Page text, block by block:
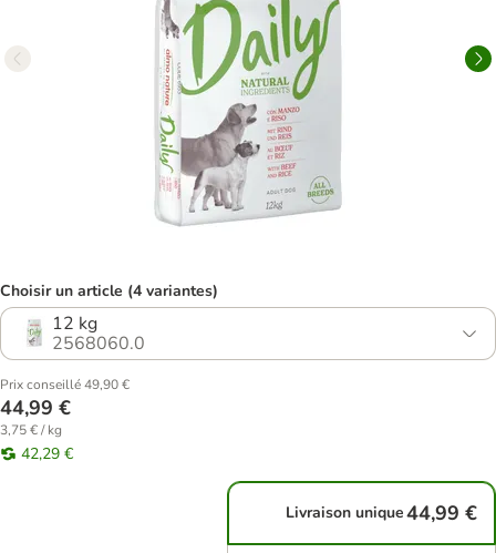
Choisir un article (4 variantes)
12 kg
2568060.0
Prix conseillé 49,90 €
44,99 €
3,75 € / kg
42,29 €
Livraison unique44,99 €